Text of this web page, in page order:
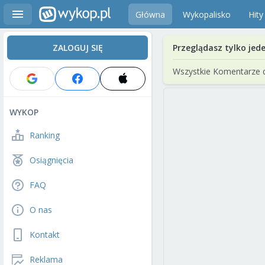
Główna Wykopalisko Hity
ZALOGUJ SIĘ
WYKOP
Ranking
Osiągnięcia
FAQ
O nas
Kontakt
Reklama
Przeglądasz tylko
Wszystkie